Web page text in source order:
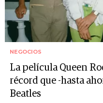
NEGOCIOS
La película Queen
récord que -hasta
Beatles